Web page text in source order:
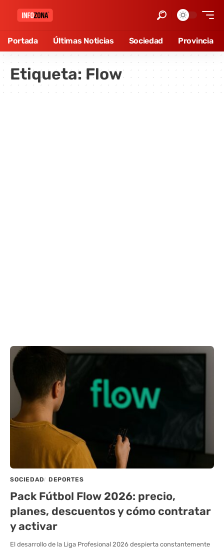
Portada Últimas Noticias Sociedad Provincia
Etiqueta: Flow
SOCIEDAD DEPORTES
Pack Fútbol Flow 2026: precio,
planes, descuentos y cómo contratar
y activar
El desarrollo de la Liga Profesional 2026 despierta constantemente